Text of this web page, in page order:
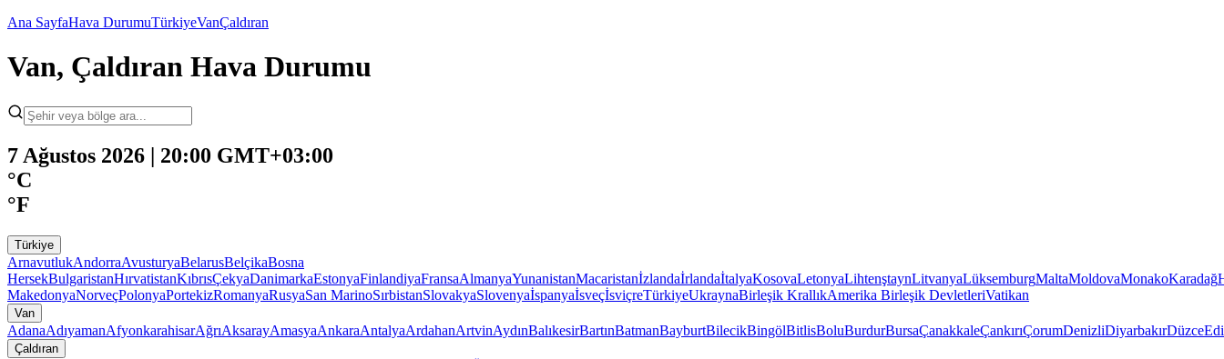
Ana SayfaHava DurumuTürkiyeVanÇaldıran
Van, Çaldıran Hava Durumu
7 Ağustos 2026 | 20:00 GMT+03:00
°C
°F
Türkiye
ArnavutlukAndorraAvusturyaBelarusBelçikaBosna
HersekBulgaristanHırvatistanKıbrısÇekyaDanimarkaEstonyaFinlandiyaFransaAlmanyaYunanistanMacaristanİzlandaİrlandaİtalyaKosovaLetonyaLihtenştaynLitvanyaLüksemburgMaltaMoldovaMonakoKaradağ
MakedonyaNorveçPolonyaPortekizRomanyaRusyaSan MarinoSırbistanSlovakyaSlovenyaİspanyaİsveçİsviçreTürkiyeUkraynaBirleşik KrallıkAmerika Birleşik DevletleriVatikan
Van
AdanaAdıyamanAfyonkarahisarAğrıAksarayAmasyaAnkaraAntalyaArdahanArtvinAydınBalıkesirBartınBatmanBayburtBilecikBingölBitlisBoluBurdurBursaÇanakkaleÇankırıÇorumDenizliDiyarbakırDüzce
Çaldıran